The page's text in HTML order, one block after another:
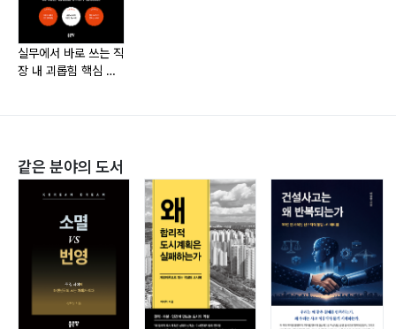
하나요?
13. 피해근로자가 보호조치로서 유급휴가를 요구하는 경
우에 반드시 유급휴가를 줘야 하나요?
15. 이미 퇴사한 근로자가 직장 내 괴롭힘 신고를 한 경우
에도 반드시 조사를 실시해야 하는지?
16. 이미 다른 직장으로 이직한 근로자가 직장 내 괴롭힘
을 신고하는 경우, 그 근로자의 현 직장에 통보해야 하나
17. 행위자에 대한 징계처분을 했는데, 해당 징계가 부당
하다고 부당징계 구제신청이 들어온 경우 어떻게 해야 하
실무자 출신으로 치열한 조직 생활을 직접 경험했기에, 인
사담당자가 마주하는 미묘한 갈등의 결을 누구보다 예리
하게 포착합니다. 예방 교육부터 조사, 노동청 대응까지
곽영준 공인노무사
현대자동차 남양연구소에서 직장 내 괴롭힘, 직장 내 성희
롱, 징계 업무를 전담했던 9년 차 공인노무사입니다. 직장
내 괴롭힘 전문 노무법인에서 5년간 근무한 후, 고도의 전
문성을 바탕으로 인하우스에서 까다로운 조사 실무를 다
실무에서 바로 쓰는 직
장 내 괴롭힘 핵심 가
같은 분야의 도서